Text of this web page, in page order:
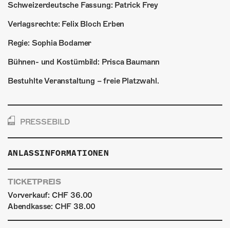
Schweizerdeutsche Fassung: Patrick Frey
Verlagsrechte: Felix Bloch Erben
Regie: Sophia Bodamer
Bühnen- und Kostümbild: Prisca Baumann
Bestuhlte Veranstaltung – freie Platzwahl.
PRESSEBILD
ANLASSINFORMATIONEN
TICKETPREIS
Vorverkauf: CHF 36.00
Abendkasse: CHF 38.00